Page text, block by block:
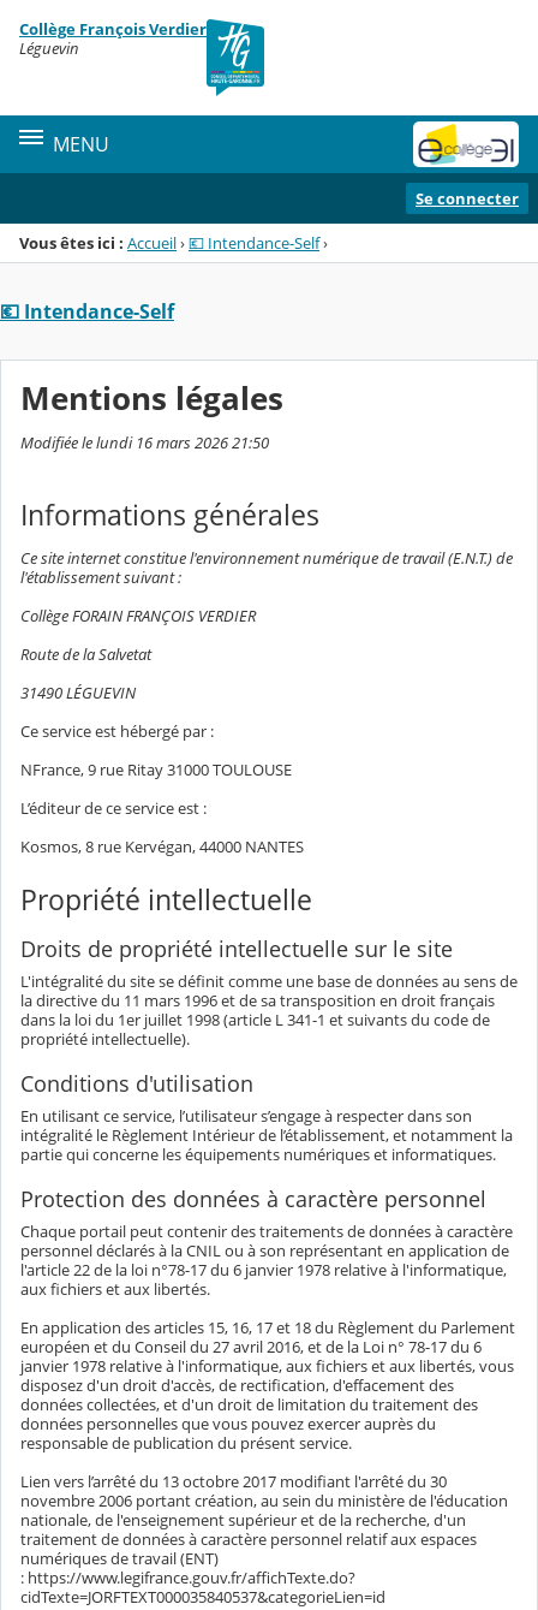
Menu de la rubrique
Contenu
Collège François Verdier
Léguevin
MENU
Se connecter
Vous êtes ici : Accueil›💶 Intendance-Self›
💶 Intendance-Self
Mentions légales
Modifiée le lundi 16 mars 2026 21:50
Informations générales
Ce site internet constitue l'environnement numérique de travail (E.N.T.) de
l'établissement suivant :
Collège FORAIN FRANÇOIS VERDIER
Route de la Salvetat
31490 LÉGUEVIN
Ce service est hébergé par :
NFrance, 9 rue Ritay 31000 TOULOUSE
L’éditeur de ce service est :
Kosmos, 8 rue Kervégan, 44000 NANTES
Propriété intellectuelle
Droits de propriété intellectuelle sur le site
L'intégralité du site se définit comme une base de données au sens de
la directive du 11 mars 1996 et de sa transposition en droit français
dans la loi du 1er juillet 1998 (article L 341-1 et suivants du code de
propriété intellectuelle).
Conditions d'utilisation
En utilisant ce service, l’utilisateur s’engage à respecter dans son
intégralité le Règlement Intérieur de l’établissement, et notamment la
partie qui concerne les équipements numériques et informatiques.
Protection des données à caractère personnel
Chaque portail peut contenir des traitements de données à caractère
personnel déclarés à la CNIL ou à son représentant en application de
l'article 22 de la loi n°78-17 du 6 janvier 1978 relative à l'informatique,
aux fichiers et aux libertés.
En application des articles 15, 16, 17 et 18 du Règlement du Parlement
européen et du Conseil du 27 avril 2016, et de la Loi n° 78-17 du 6
janvier 1978 relative à l'informatique, aux fichiers et aux libertés, vous
disposez d'un droit d'accès, de rectification, d'effacement des
données collectées, et d'un droit de limitation du traitement des
données personnelles que vous pouvez exercer auprès du
responsable de publication du présent service.
Lien vers l’arrêté du 13 octobre 2017 modifiant l'arrêté du 30
novembre 2006 portant création, au sein du ministère de l'éducation
nationale, de l'enseignement supérieur et de la recherche, d'un
traitement de données à caractère personnel relatif aux espaces
numériques de travail (ENT)
: https://www.legifrance.gouv.fr/affichTexte.do?
cidTexte=JORFTEXT000035840537&categorieLien=id